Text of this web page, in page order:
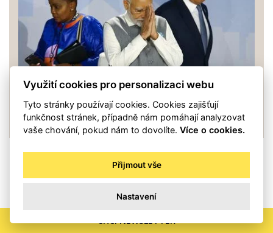
Spojeni nenávistí. Země BRICS nemají rády
Západ a zároveň mu závidí, klíčem je Indie
Využití cookies pro personalizaci webu
Tyto stránky používají cookies. Cookies zajišťují
funkčnost stránek, případně nám pomáhají analyzovat
vaše chování, pokud nám to dovolíte.Více o cookies.
Přijmout vše
Nastavení
CHCI NEWSLETTER